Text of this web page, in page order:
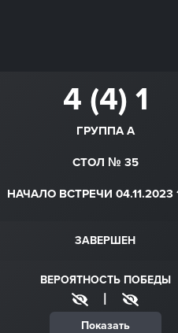
4 (4) 1
ГРУППА A
СТОЛ № 35
НАЧАЛО ВСТРЕЧИ 04.11.2023
ЗАВЕРШЕН
ВЕРОЯТНОСТЬ ПОБЕДЫ
|
Показать